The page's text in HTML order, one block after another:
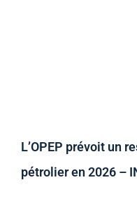
L’OPEP prévoit un
pétrolier en 2026 –